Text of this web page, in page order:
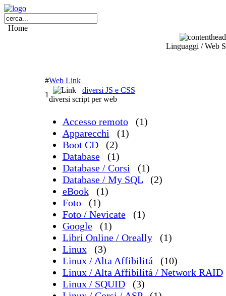
Home
Linguaggi / Web
#Web Link
1
diversi JS e CSS
diversi script per web
Accesso remoto
(1)
Apparecchi
(1)
Boot CD
(2)
Database
(1)
Database / Corsi
(1)
Database / My SQL
(2)
eBook
(1)
Foto
(1)
Foto / Nevicate
(1)
Google
(1)
Libri Online / Oreally
(1)
Linux
(3)
Linux / Alta Affibilitá
(10)
Linux / Alta Affibilitá / Network RAID
Linux / SQUID
(3)